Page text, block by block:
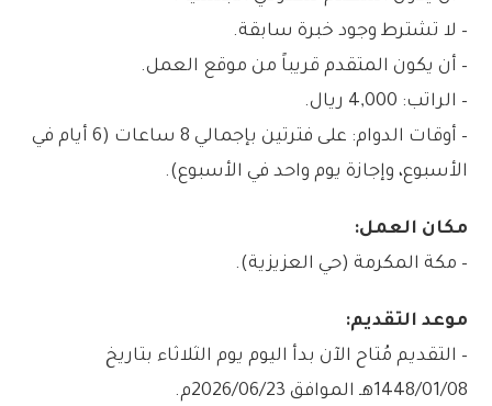
– لا تشترط وجود خبرة سابقة.
– أن يكون المتقدم قريباً من موقع العمل.
– الراتب: 4,000 ريال.
– أوقات الدوام: على فترتين بإجمالي 8 ساعات (6 أيام في
الأسبوع، وإجازة يوم واحد في الأسبوع).
مكان العمل:
– مكة المكرمة (حي العزيزية).
موعد التقديم:
– التقديم مُتاح الآن بدأ اليوم يوم الثلاثاء بتاريخ
1448/01/08هـ الموافق 2026/06/23م.